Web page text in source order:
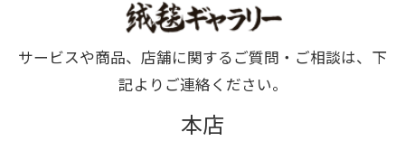
サービスや商品、店舗に関するご質問・ご相談は、下
記よりご連絡ください。
本店